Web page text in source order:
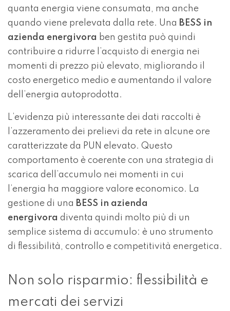
quanta energia viene consumata, ma anche
quando viene prelevata dalla rete. Una BESS in
azienda energivora ben gestita può quindi
contribuire a ridurre l’acquisto di energia nei
momenti di prezzo più elevato, migliorando il
costo energetico medio e aumentando il valore
dell’energia autoprodotta.
L’evidenza più interessante dei dati raccolti è
l’azzeramento dei prelievi da rete in alcune ore
caratterizzate da PUN elevato. Questo
comportamento è coerente con una strategia di
scarica dell’accumulo nei momenti in cui
l’energia ha maggiore valore economico. La
gestione di una BESS in azienda
energivora diventa quindi molto più di un
semplice sistema di accumulo: è uno strumento
di flessibilità, controllo e competitività energetica.
Non solo risparmio: flessibilità e
mercati dei servizi